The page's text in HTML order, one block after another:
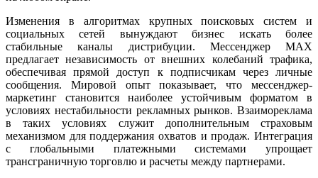
Изменения в алгоритмах крупных поисковых систем и
социальных сетей вынуждают бизнес искать более
стабильные каналы дистрибуции. Мессенджер MAX
предлагает независимость от внешних колебаний трафика,
обеспечивая прямой доступ к подписчикам через личные
сообщения. Мировой опыт показывает, что мессенджер-
маркетинг становится наиболее устойчивым форматом в
условиях нестабильности рекламных рынков. Взаимореклама
в таких условиях служит дополнительным страховым
механизмом для поддержания охватов и продаж. Интеграция
с глобальными платежными системами упрощает
трансграничную торговлю и расчеты между партнерами.